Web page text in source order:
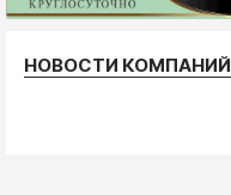
НОВОСТИ КОМПАНИЙ